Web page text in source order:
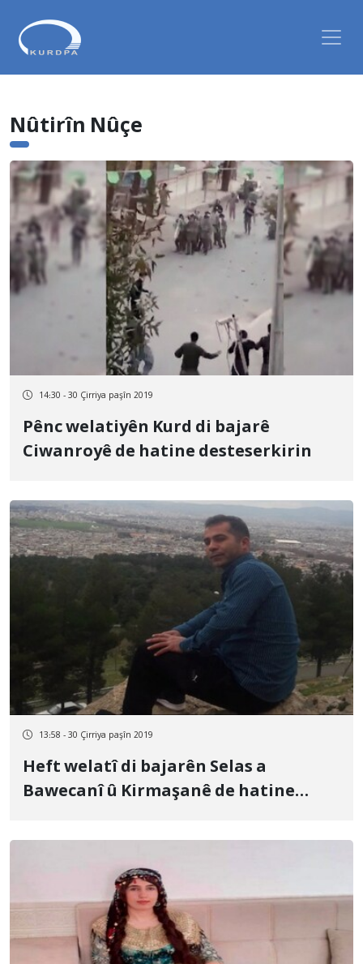
Nûtirîn Nûçe
14:30 - 30 Çirriya paşîn 2019
Pênc welatiyên Kurd di bajarê
Ciwanroyê de hatine desteserkirin
13:58 - 30 Çirriya paşîn 2019
Heft welatî di bajarên Selas a
Bawecanî û Kirmaşanê de hatine